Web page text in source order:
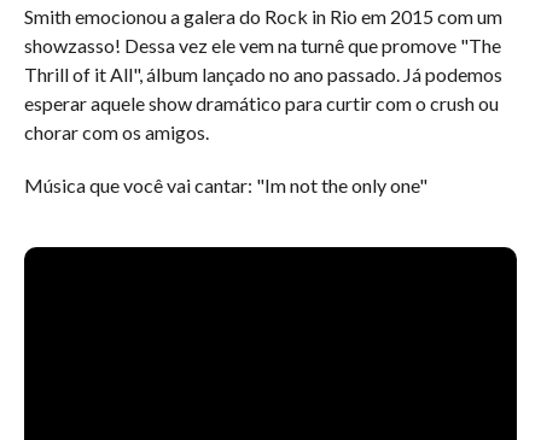
Smith emocionou a galera do Rock in Rio em 2015 com um
showzasso! Dessa vez ele vem na turnê que promove "The
Thrill of it All", álbum lançado no ano passado. Já podemos
esperar aquele show dramático para curtir com o crush ou
chorar com os amigos.
Música que você vai cantar: "Im not the only one"